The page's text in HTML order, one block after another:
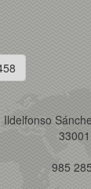
Ildelfonso
985